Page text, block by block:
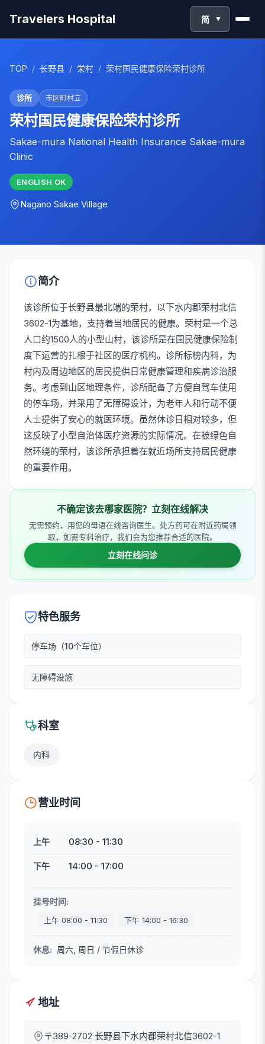
Travelers Hospital 简 ▼
TOP / 长野县 / 栄村 / 荣村国民健康保险荣村诊所
诊所 市区町村立
荣村国民健康保险荣村诊所
Sakae-mura National Health Insurance Sakae-mura
Clinic
ENGLISH OK
Nagano Sakae Village
简介
该诊所位于长野县最北端的荣村，以下水内郡荣村北信
3602-1为基地，支持着当地居民的健康。荣村是一个总
人口约1500人的小型山村，该诊所是在国民健康保险制
度下运营的扎根于社区的医疗机构。诊所标榜内科，为
村内及周边地区的居民提供日常健康管理和疾病诊治服
务。考虑到山区地理条件，诊所配备了方便自驾车使用
的停车场，并采用了无障碍设计，为老年人和行动不便
人士提供了安心的就医环境。虽然休诊日相对较多，但
这反映了小型自治体医疗资源的实际情况。在被绿色自
然环绕的荣村，该诊所承担着在就近场所支持居民健康
的重要作用。
不确定该去哪家医院？立刻在线解决
无需预约，用您的母语在线咨询医生。处方药可在附近药局领
取，如需专科治疗，我们会为您推荐合适的医院。
立刻在线问诊
特色服务
停车场（10个车位）
无障碍设施
科室
内科
营业时间
上午 08:30 - 11:30
下午 14:00 - 17:00
挂号时间:
上午 08:00 - 11:30 下午 14:00 - 16:30
休息: 周六, 周日 / 节假日休诊
地址
〒389-2702 长野县下水内郡荣村北信3602-1